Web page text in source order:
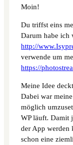
Moin!
Du triffst eins
Darum habe ich
http://
verwende um
https://
Meine Idee
Dabei war
möglich
WP läuft. Damit
der App werden
schon eine